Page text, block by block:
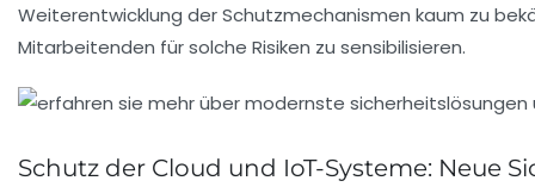
Weiterentwicklung der Schutzmechanismen kaum zu
Mitarbeitenden für solche Risiken zu sensibilisieren.
Schutz der Cloud und IoT-Systeme: Neue